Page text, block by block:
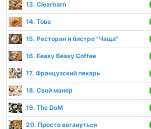
13. Clearbarn
14. Това
15. Ресторан и бистро "Чаща"
16. Eeasy Beasy Coffee
17. Французский пекарь
18. Свой манер
19. The DoM
20. Просто вегануться